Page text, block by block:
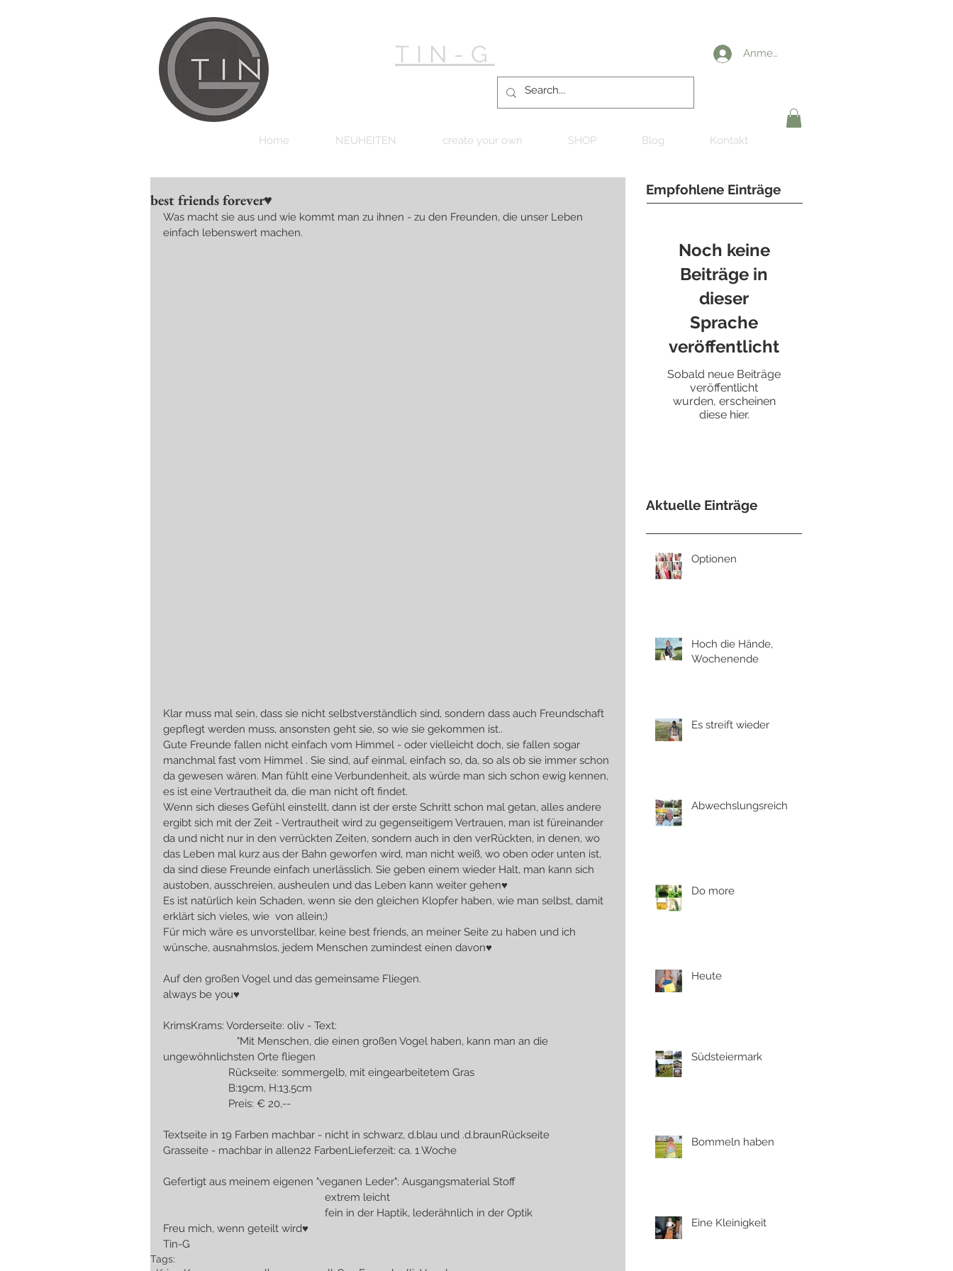
TIN-G Anmelden
Home NEUHEITEN create your own SHOP Blog Kontakt
best friends forever♥
Was macht sie aus und wie kommt man zu ihnen - zu den Freunden, die unser Leben
einfach lebenswert machen.
Klar muss mal sein, dass sie nicht selbstverständlich sind, sondern dass auch Freundschaft
gepflegt werden muss, ansonsten geht sie, so wie sie gekommen ist..
Gute Freunde fallen nicht einfach vom Himmel - oder vielleicht doch, sie fallen sogar
manchmal fast vom Himmel . Sie sind, auf einmal, einfach so, da, so als ob sie immer schon
da gewesen wären. Man fühlt eine Verbundenheit, als würde man sich schon ewig kennen,
es ist eine Vertrautheit da, die man nicht oft findet.
Wenn sich dieses Gefühl einstellt, dann ist der erste Schritt schon mal getan, alles andere
ergibt sich mit der Zeit - Vertrautheit wird zu gegenseitigem Vertrauen, man ist füreinander
da und nicht nur in den verrückten Zeiten, sondern auch in den verRückten, in denen, wo
das Leben mal kurz aus der Bahn geworfen wird, man nicht weiß, wo oben oder unten ist,
da sind diese Freunde einfach unerlässlich. Sie geben einem wieder Halt, man kann sich
austoben, ausschreien, ausheulen und das Leben kann weiter gehen♥
Es ist natürlich kein Schaden, wenn sie den gleichen Klopfer haben, wie man selbst, damit
erklärt sich vieles, wie  von allein;)
Für mich wäre es unvorstellbar, keine best friends, an meiner Seite zu haben und ich
wünsche, ausnahmslos, jedem Menschen zumindest einen davon♥
Auf den großen Vogel und das gemeinsame Fliegen.
always be you♥
KrimsKrams: Vorderseite: oliv - Text:
ungewöhnlichsten Orte fliegen
                       Rückseite: sommergelb, mit eingearbeitetem Gras
                       B:19cm, H:13,5cm
                       Preis: € 20,--
Textseite in 19 Farben machbar - nicht in schwarz, d.blau und .d.braunRückseite
Grasseite - machbar in allen22 FarbenLieferzeit: ca. 1 Woche
Gefertigt aus meinem eigenen "veganen Leder": Ausgangsmaterial Stoff
                                                         extrem leicht
                                                         fein in der Haptik, lederähnlich in der Optik
Freu mich, wenn geteilt wird♥
Tin-G
Tags:
Empfohlene Einträge
Noch keine
Beiträge in
dieser
Sprache
veröffentlicht
Sobald neue Beiträge
veröffentlicht
wurden, erscheinen
diese hier.
Aktuelle Einträge
Optionen
Hoch die Hände,
Wochenende
Es streift wieder
Abwechslungsreich
Do more
Heute
Südsteiermark
Bommeln haben
Eine Kleinigkeit